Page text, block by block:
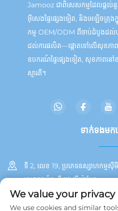
Jamooz ជាពិសេសកម្មដែលផ្តល់
អ៊ីសេងផ្ទៃផ្សេងទៀត, និងអេឡិចត្រុង
កម្ម OEM/ODM ពីចាប់ដំបូងដល់ប
ដល់ការផលិត—ផ្តោតទៅលើសុខភាព
ឧបករណ៍ផ្ទៃផ្សេងទៀត, សុខភាពនៅខា
ស្មារតី។
ទាក់ទង​មក​
ទី 2, លេខ 19, ប្រភេទឧស្សាហកម្មស៊ី
ស្រុកតុងអ័ន, ទីក្រុងស៊ីយ៉ាមែន
+86
We value your privacy
We use cookies and similar